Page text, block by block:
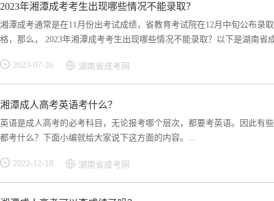
2023年湘潭成考考生出现哪些情况不能录取？
湘潭成考通常是在11月份出考试成绩，省教育考试院在12月中旬公布
格，那么， 2023年湘潭成考考生出现哪些情况不能录取？以下是湖南省
2023-07-26 湖南省成考网
湘潭成人高考英语考什么？
英语是成人高考的必考科目，无论报考哪个层次，都要考英语。因此有
都考什么？下面小编就给大家说下这方面的内容。...
2022-12-18 湖南省成考网